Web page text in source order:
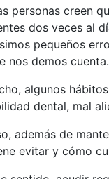
personas creen
dos veces al
pequeños
nos demos cuenta.
algunos
dental, mal
además de
evitar y cómo